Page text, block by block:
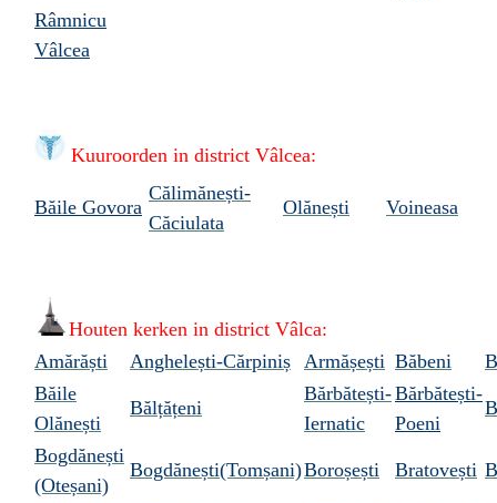
Râmnicu
Vâlcea
Kuuroorden in district Vâlcea:
Băile Govora
Călimănești-
Căciulata
Olănești Voineasa
Houten kerken in district Vâlca:
Amărăști
Anghelești-Cărpiniș Armășești Băbeni
Băile
Olănești
Bălțățeni
Bărbătești-
Iernatic
Bărbătești-
Poeni
Bogdănești
(Oteșani)
Bogdănești(Tomșani)Boroșești Bratovești